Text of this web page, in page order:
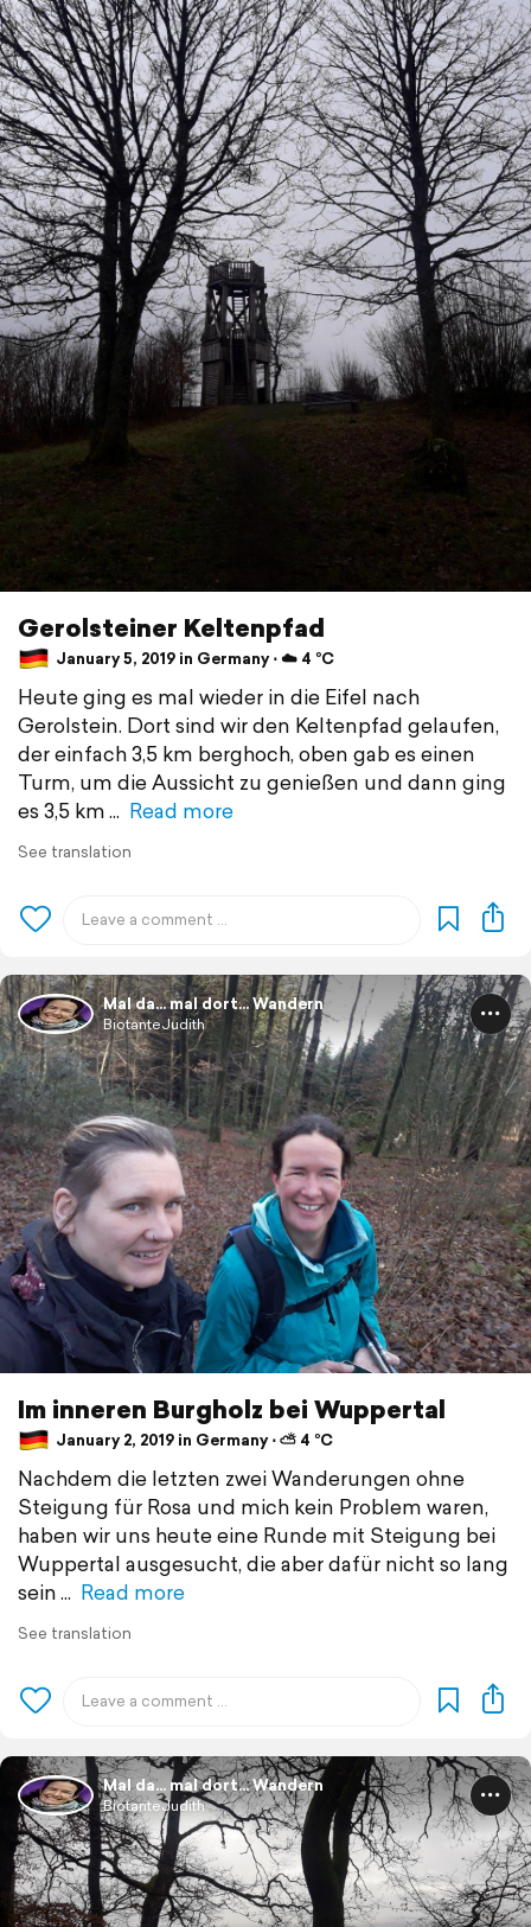
Gerolsteiner Keltenpfad
January 5, 2019 in Germany ⋅ ☁️ 4 °C
Heute ging es mal wieder in die Eifel nach
Gerolstein. Dort sind wir den Keltenpfad gelaufen,
der einfach 3,5 km berghoch, oben gab es einen
Turm, um die Aussicht zu genießen und dann ging
es 3,5 km
Read more
See translation
Mal da... mal dort... Wandern
BiotanteJudith
Im inneren Burgholz bei Wuppertal
January 2, 2019 in Germany ⋅ ⛅ 4 °C
Nachdem die letzten zwei Wanderungen ohne
Steigung für Rosa und mich kein Problem waren,
haben wir uns heute eine Runde mit Steigung bei
Wuppertal ausgesucht, die aber dafür nicht so lang
sein
Read more
See translation
Mal da... mal dort... Wandern
BiotanteJudith